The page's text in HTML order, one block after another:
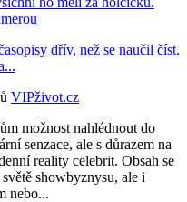
dřív, než se naučil číst.
VIPživot.cz
možnost nahlédnout do
senzace, ale s důrazem na
reality celebrit. Obsah se
showbyznysu, ale i
nebo...